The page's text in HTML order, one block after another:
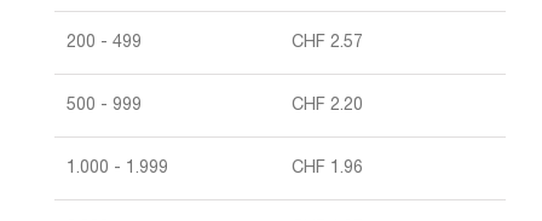
200 - 499 CHF 2.57
500 - 999 CHF 2.20
1.000 - 1.999 CHF 1.96